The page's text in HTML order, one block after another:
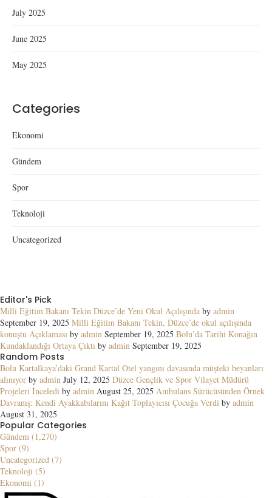
July 2025
June 2025
May 2025
Categories
Ekonomi
Gündem
Spor
Teknoloji
Uncategorized
Editor's Pick
Milli Eğitim Bakanı Tekin Düzce’de Yeni Okul Açılışında by admin
September 19, 2025 Milli Eğitim Bakanı Tekin, Düzce’de okul açılışında
konuştu Açıklaması by admin September 19, 2025 Bolu’da Tarihi Konağın
Kundaklandığı Ortaya Çıktı by admin September 19, 2025
Random Posts
Bolu Kartalkaya’daki Grand Kartal Otel yangını davasında müşteki beyanları
alınıyor by admin July 12, 2025 Düzce Gençlik ve Spor Vilayet Müdürü
Projeleri İnceledi by admin August 25, 2025 Ambulans Sürücüsünden Örnek
Davranış: Kendi Ayakkabılarını Kağıt Toplayıcısı Çocuğa Verdi by admin
August 31, 2025
Popular Categories
Gündem (1,270)
Spor (9)
Uncategorized (7)
Teknoloji (5)
Ekonomi (1)